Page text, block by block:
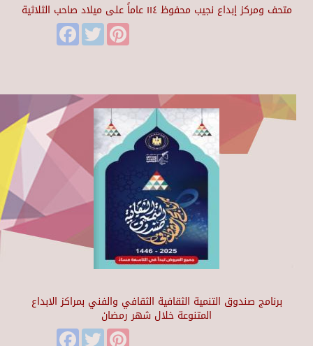
متحف ومركز إبداع نجيب محفوظ ١١٤ عاماً على ميلاد صاحب الثلاثية
FacebookTwitter
برنامج صندوق التنمية الثقافية الثقافي والفني بمراكز الابداع
المتنوعة خلال شهر رمضان
FacebookTwitter